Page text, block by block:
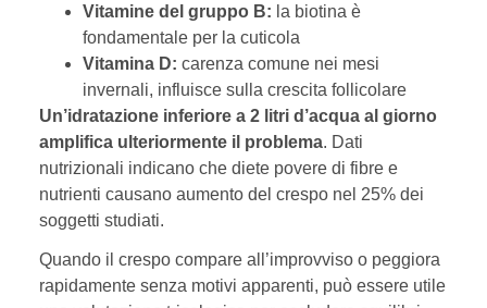
Vitamine del gruppo B: la biotina è
fondamentale per la cuticola
Vitamina D: carenza comune nei mesi
invernali, influisce sulla crescita follicolare
Un’idratazione inferiore a 2 litri d’acqua al giorno
amplifica ulteriormente il problema. Dati
nutrizionali indicano che diete povere di fibre e
nutrienti causano aumento del crespo nel 25% dei
soggetti studiati.
Quando il crespo compare all’improvviso o peggiora
rapidamente senza motivi apparenti, può essere utile